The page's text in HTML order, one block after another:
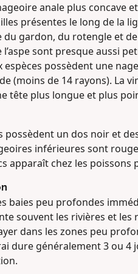
anale plus concave
présentes le long de la
du gardon, du rotengle et
l’aspe sont presque aussi
espèces possèdent une
(moins de 14 rayons). La
tête plus longue et plus
possèdent un dos noir et
inférieures sont
apparaît chez les poissons
baies peu profondes
souvent les rivières et les
dans les zones peu
dure généralement 3 ou 4